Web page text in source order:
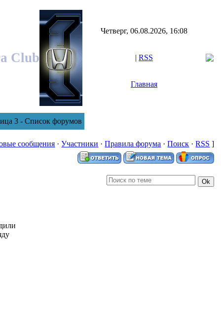
Club
Четверг, 06.08.2026, 16:08
| RSS
Главная
3 - Список форумов
сообщения ·Участники ·Правила форума ·Поиск ·RSS ]